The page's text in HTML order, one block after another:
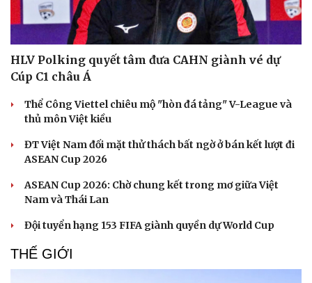
HLV Polking quyết tâm đưa CAHN giành vé dự
Cúp C1 châu Á
Thể Công Viettel chiêu mộ "hòn đá tảng" V-League và
thủ môn Việt kiều
ĐT Việt Nam đối mặt thử thách bất ngờ ở bán kết lượt đi
ASEAN Cup 2026
ASEAN Cup 2026: Chờ chung kết trong mơ giữa Việt
Nam và Thái Lan
Đội tuyển hạng 153 FIFA giành quyền dự World Cup
THẾ GIỚI